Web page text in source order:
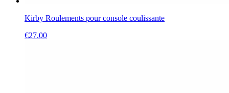
Kirby Roulements pour console coulissante
€27.00